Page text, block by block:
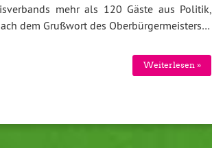
mehr als 120 Gäste aus Politik,
dem Grußwort des Oberbürgermeisters…
Weiterlesen »